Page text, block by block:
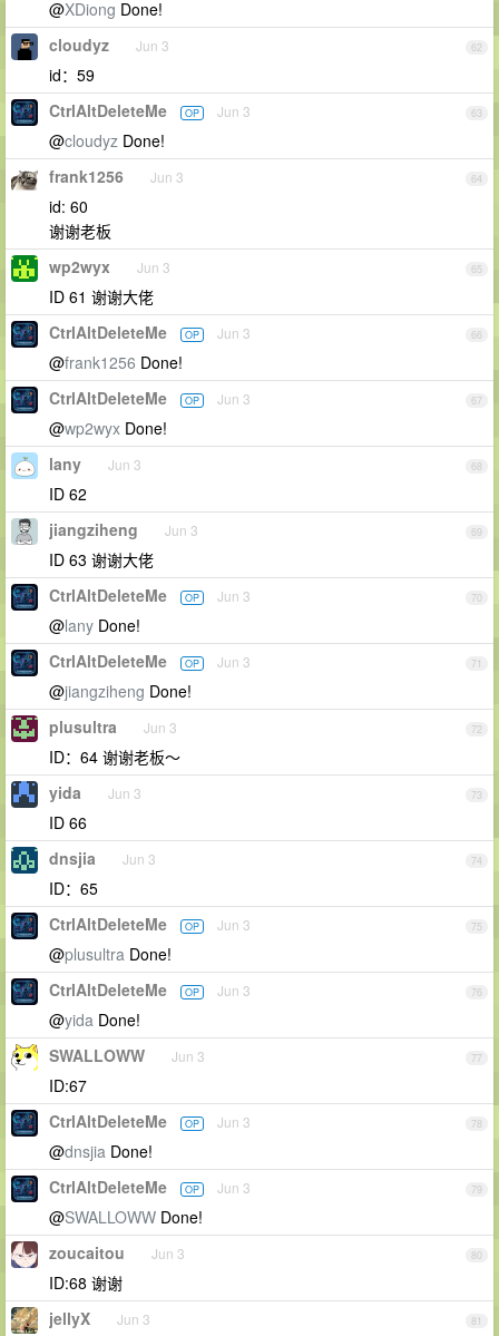
@XDiong Done!
62
cloudyz Jun 3
id：59
63
CtrlAltDeleteMe OP Jun 3
@cloudyz Done!
64
frank1256 Jun 3
id: 60
谢谢老板
65
wp2wyx Jun 3
ID 61 谢谢大佬
66
CtrlAltDeleteMe OP Jun 3
@frank1256 Done!
67
CtrlAltDeleteMe OP Jun 3
@wp2wyx Done!
68
lany Jun 3
ID 62
69
jiangziheng Jun 3
ID 63 谢谢大佬
70
CtrlAltDeleteMe OP Jun 3
@lany Done!
71
CtrlAltDeleteMe OP Jun 3
@jiangziheng Done!
72
plusultra Jun 3
ID：64 谢谢老板～
73
yida Jun 3
ID 66
74
dnsjia Jun 3
ID：65
75
CtrlAltDeleteMe OP Jun 3
@plusultra Done!
76
CtrlAltDeleteMe OP Jun 3
@yida Done!
77
SWALLOWW Jun 3
ID:67
78
CtrlAltDeleteMe OP Jun 3
@dnsjia Done!
79
CtrlAltDeleteMe OP Jun 3
@SWALLOWW Done!
80
zoucaitou Jun 3
ID:68 谢谢
81
jellyX Jun 3